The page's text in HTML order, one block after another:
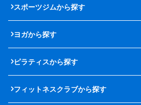
スポーツジムから探す
ヨガから探す
ピラティスから探す
フィットネスクラブから探す